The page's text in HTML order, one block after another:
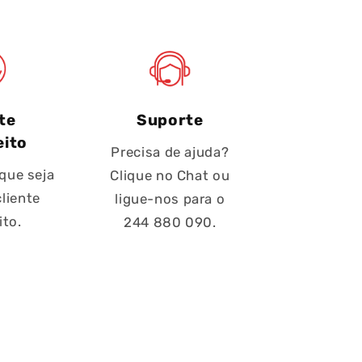
seja
Suporte
Precisa de ajuda?
Clique no Chat ou
ligue-nos para o
244 880 090.